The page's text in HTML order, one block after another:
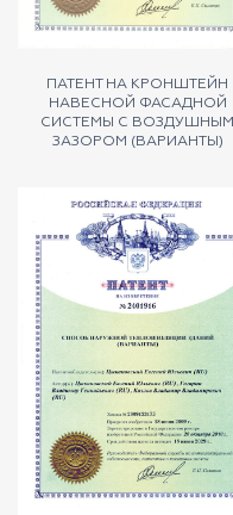
ПАТЕНТ НА КРОНШТЕЙН
НАВЕСНОЙ ФАСАДНОЙ
СИСТЕМЫ С ВОЗДУШНЫМ
ЗАЗОРОМ (ВАРИАНТЫ)